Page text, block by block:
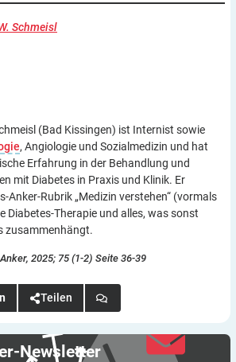
Schmeisl
(Bad Kissingen) ist Internist sowie
, Angiologie und Sozialmedizin und hat
Erfahrung in der Behandlung und
mit Diabetes in Praxis und Klinik. Er
Anker-Rubrik „Medizin verstehen“ (vormals
Diabetes-Therapie und alles, was sonst
zusammenhängt.
2025; 75 (1-2) Seite 36-39
Teilen
Newsletter